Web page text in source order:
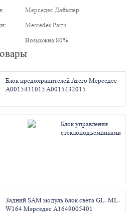
Мерседес Даймлер
Mercedes Partn
Возможна 80%
Блок предохранителей Атего Мерседес
A0015431015 A0015432015
Блок управления
стеклоподъёмниками
Ремонт
Задний SAM модуль блок света GL- ML-
W164 Мерседес A1649005401